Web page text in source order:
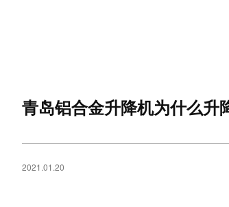
青岛铝合金升降机为什么升
2021.01.20